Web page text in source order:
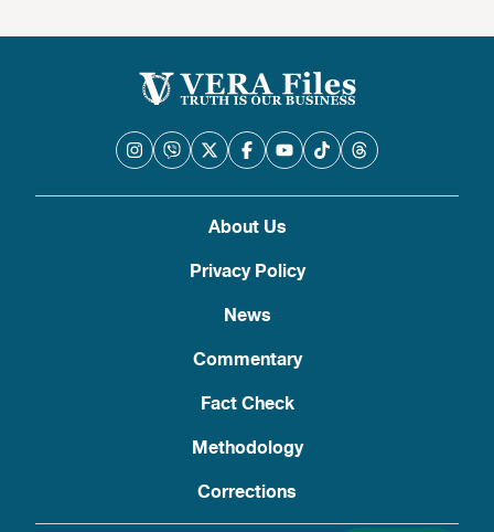
About Us
Privacy Policy
News
Commentary
Fact Check
Methodology
Corrections